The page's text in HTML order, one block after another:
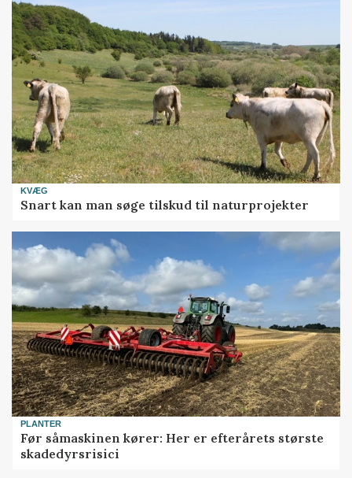
KVÆG
Snart kan man søge tilskud til naturprojekter
PLANTER
Før såmaskinen kører: Her er efterårets største
skadedyrsrisici